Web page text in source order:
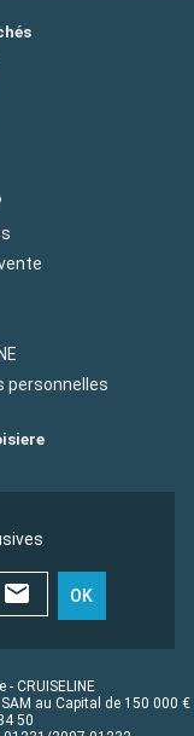
personnelles
OK
CRUISELINE
au Capital de 150 000 €
50